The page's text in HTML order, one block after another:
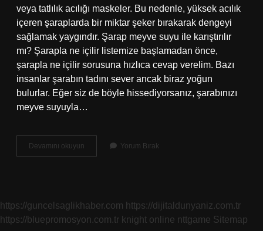
veya tatlılık acılığı maskeler. Bu nedenle, yüksek acılık
içeren şaraplarda bir miktar şeker bırakarak dengeyi
sağlamak yaygındır. Şarap meyve suyu ile karıştırılır
mı? Şarapla ne içilir listemize başlamadan önce,
şarapla ne içilir sorusuna hızlıca cevap verelim. Bazı
insanlar şarabın tadını sever ancak biraz yoğun
bulurlar. Eğer siz de böyle hissediyorsanız, şarabınızı
meyve suyuyla…
Devamını okuyun
Tadı
Yorum Bırak
https://guncelsaglikhaber.com https://dijitaldunyaniz.com.tr
https://bluepromosyon.com.tr knight online nttgame Sitemap